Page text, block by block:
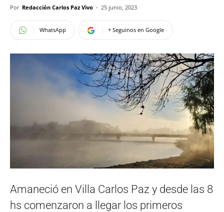
Por Redacción Carlos Paz Vivo - 25 junio, 2023
WhatsApp + Seguinos en Google
Amaneció en Villa Carlos Paz y desde las 8
hs comenzaron a llegar los primeros